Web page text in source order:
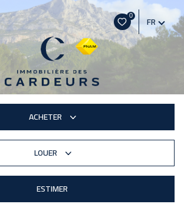
0 FR
ACHETER
LOUER
ESTIMER